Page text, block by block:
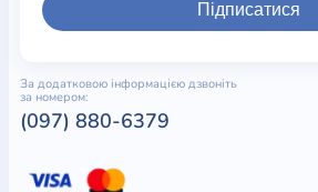
Підписатися
За додатковою інформацією дзвоніть
за номером:
(097) 880-6379